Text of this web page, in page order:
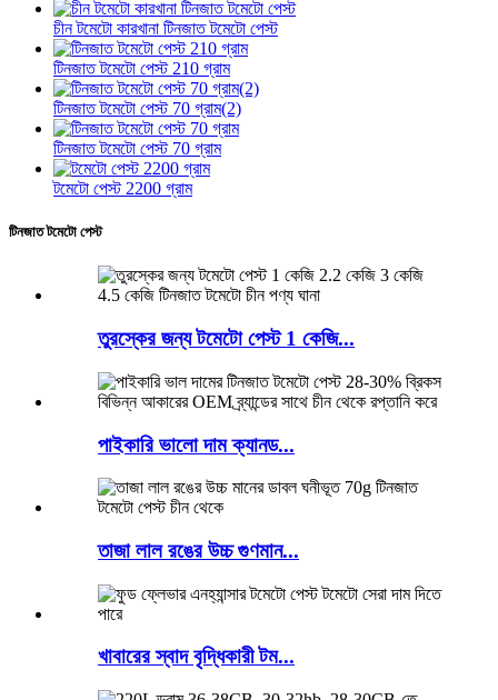
চীন টমেটো কারখানা টিনজাত টমেটো পেস্ট
টিনজাত টমেটো পেস্ট 210 গ্রাম
টিনজাত টমেটো পেস্ট 70 গ্রাম(2)
টিনজাত টমেটো পেস্ট 70 গ্রাম
টমেটো পেস্ট 2200 গ্রাম
টিনজাত টমেটো পেস্ট
তুরস্কের জন্য টমেটো পেস্ট 1 কেজি...
পাইকারি ভালো দাম ক্যানড...
তাজা লাল রঙের উচ্চ গুণমান...
খাবারের স্বাদ বৃদ্ধিকারী টম...